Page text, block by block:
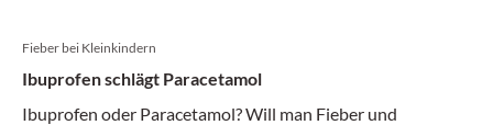
Fieber bei Kleinkindern
Ibuprofen schlägt Paracetamol
Ibuprofen oder Paracetamol? Will man Fieber und